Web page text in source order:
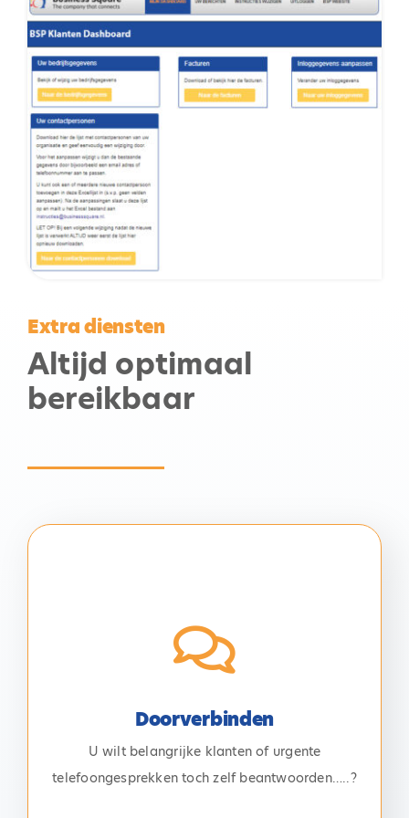
Extra diensten
Altijd optimaal
bereikbaar
Doorverbinden
U wilt belangrijke klanten of urgente
telefoongesprekken toch zelf beantwoorden…..?
Dat kan met onze doorverbind service. Wij
verbinden binnenkomende telefoongesprekken,
contactpersoon wanneer deze aan de door
controle en blijft u, wanneer het echt nodig is, ook
persoonlijk bereikbaar voor uw relaties.